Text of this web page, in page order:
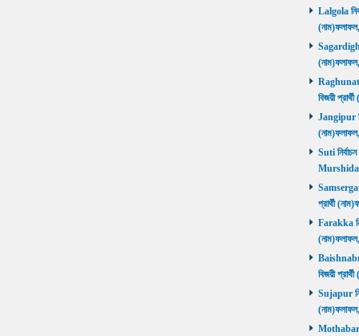
Lalgola
Sagardighi
বিজয়ী
Jangipur
Suti
প্রার্থী
Farakka
বিজয়ী
Sujapur
Mothabari